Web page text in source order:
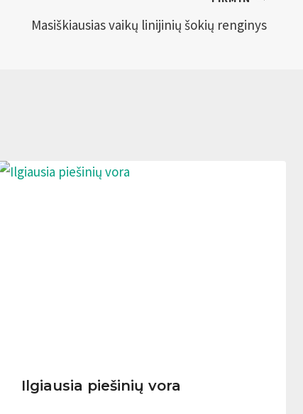
Masiškiausias vaikų linijinių šokių renginys
Ilgiausia piešinių vora